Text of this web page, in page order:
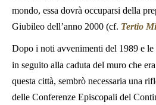
mondo, essa dovrà occuparsi della
Giubileo dell’anno 2000 (cf. Tertio
Dopo i noti avvenimenti del 1989 e
in seguito alla caduta del muro che
questa città, sembrò necessaria una
delle Conferenze Episcopali del